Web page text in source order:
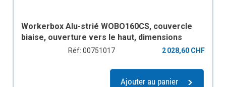
Workerbox Alu-strié WOBO160CS, couvercle
biaise, ouverture vers le haut, dimensions
extérieurs en mm: B=1600, T=670, H1=850,
Réf: 00751017 2 028,60 CHF
Ajouter au panier